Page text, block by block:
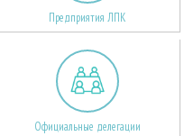
Предприятия ЛПК
Официальные делегации